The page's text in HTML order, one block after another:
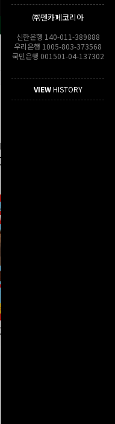
㈜펜카페코리아
신한은행 140-011-389888
우리은행 1005-803-373568
국민은행 001501-04-137302
VIEWHISTORY
순 ·
(샤프너포